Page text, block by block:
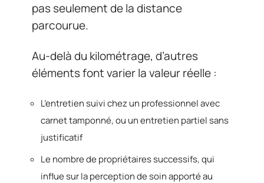
pas seulement de la distance
parcourue.
Au-delà du kilométrage, d’autres
éléments font varier la valeur réelle :
L’entretien suivi chez un professionnel avec
carnet tamponné, ou un entretien partiel sans
justificatif
Le nombre de propriétaires successifs, qui
influe sur la perception de soin apporté au